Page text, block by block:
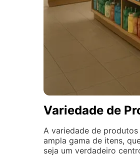
Variedade de
A variedade de
ampla gama de itens,
seja um verdadeiro